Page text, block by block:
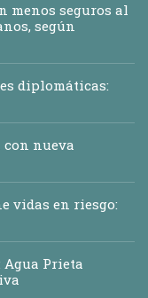
menos seguros al
según
diplomáticas:
nueva
vidas en riesgo:
Agua Prieta